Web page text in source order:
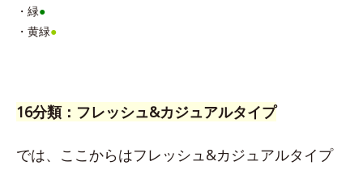
・緑●
・黄緑●
16分類：フレッシュ&カジュアルタイプ
では、ここからはフレッシュ&カジュアルタイプ